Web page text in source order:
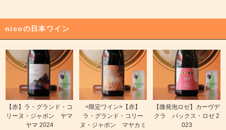
nicoの日本ワイン
【赤】ラ・グランド・コ
リーヌ・ジャポン ヤマ
ヤマ 2024
<限定ワイン>【赤】
ラ・グランド・コリー
ヌ・ジャポン マヤカミ
【微発泡ロゼ】カーヴデ
クラ パックス・ロゼ 2
023